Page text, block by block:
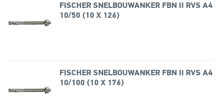
FISCHER SNELBOUWANKER FBN II RVS A4
10/50 (10 X 126)
FISCHER SNELBOUWANKER FBN II RVS A4
10/100 (10 X 176)